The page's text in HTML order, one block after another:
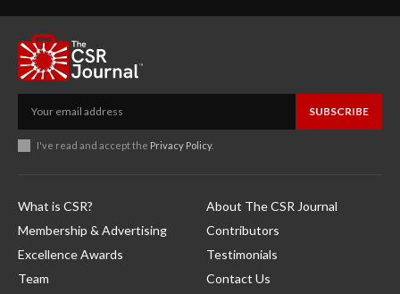
SUBSCRIBE
I've read and accept the Privacy Policy.
What is CSR?
Membership & Advertising
Excellence Awards
Team
About The CSR Journal
Contributors
Testimonials
Contact Us